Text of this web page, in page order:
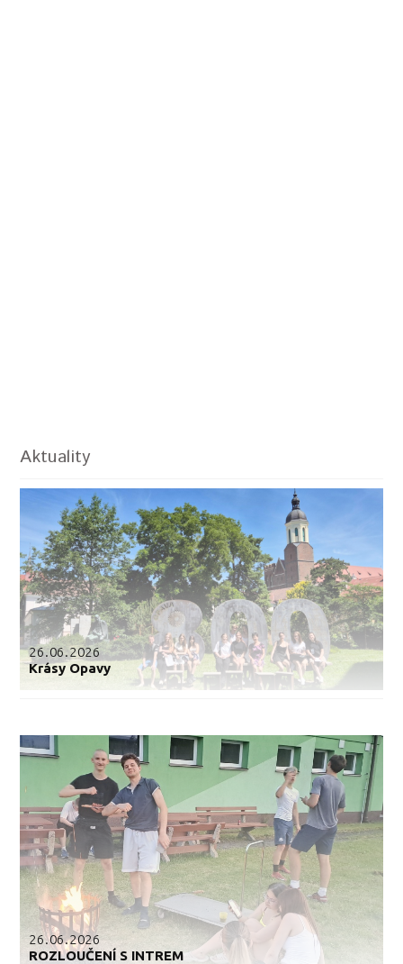
Aktuality
26.06.2026
Krásy Opavy
26.06.2026
ROZLOUČENÍ S INTREM